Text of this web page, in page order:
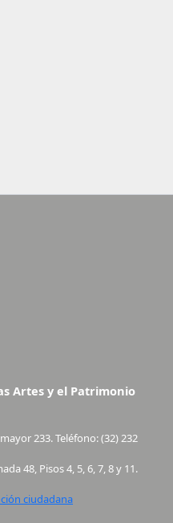
Artes y el Patrimonio
233. Teléfono: (32) 232
48, Pisos 4, 5, 6, 7, 8 y 11.
ciudadana